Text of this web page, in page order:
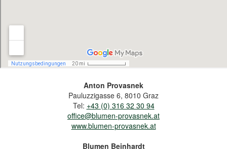
Anton Provasnek
Pauluzzigasse 6, 8010 Graz
Tel: +43 (0) 316 32 30 94
office@blumen-provasnek.at
www.blumen-provasnek.at
Blumen Beinhardt